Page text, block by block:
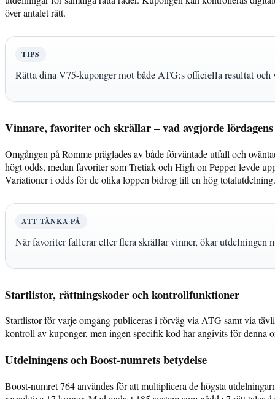
över antalet rätt.
TIPS
Rätta dina V75-kuponger mot både ATG:s officiella resultat
Vinnare, favoriter och skrällar – vad avgjorde
Omgången på Romme präglades av både förväntade utfall och
högt odds, medan favoriter som Tretiak och High on Pepper levde
Variationer i odds för de olika loppen bidrog till en hög totalutdelning.
ATT TÄNKA PÅ
När favoriter fallerar eller flera skrällar vinner, ökar utdelningen
Startlistor, rättningskoder och kontrollfunktioner
Startlistor för varje omgång publiceras i förväg via ATG samt via
kontroll av kuponger, men ingen specifik kod har angivits för denna
Utdelningens och Boost-numrets betydelse
Boost-numret 764 användes för att multiplicera de högsta